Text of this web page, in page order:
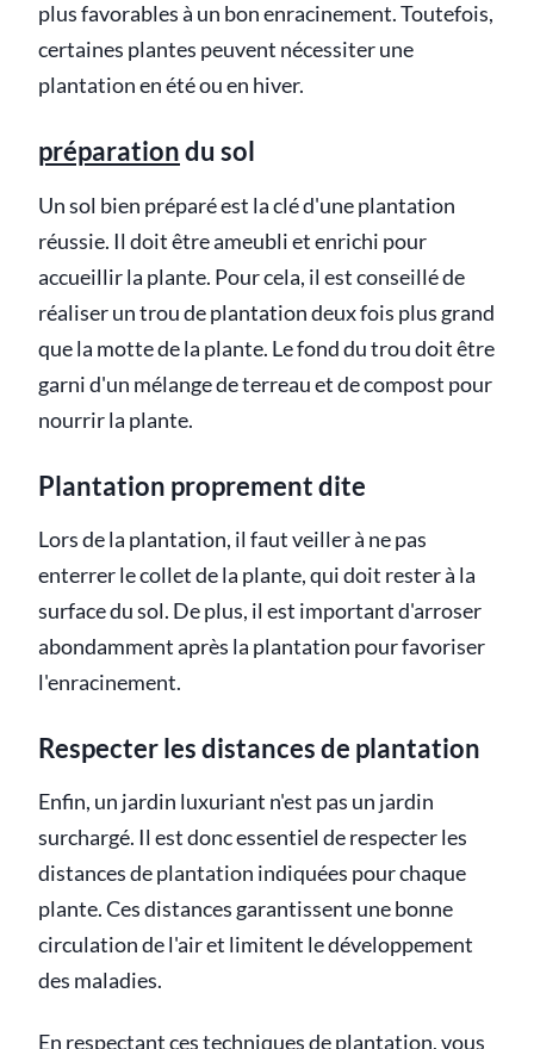
plus favorables à un bon enracinement. Toutefois,
certaines plantes peuvent nécessiter une
plantation en été ou en hiver.
préparationdu sol
Un sol bien préparé est la clé d'une plantation
réussie. Il doit être ameubli et enrichi pour
accueillir la plante. Pour cela, il est conseillé de
réaliser un trou de plantation deux fois plus grand
que la motte de la plante. Le fond du trou doit être
garni d'un mélange de terreau et de compost pour
nourrir la plante.
Plantation proprement dite
Lors de la plantation, il faut veiller à ne pas
enterrer le collet de la plante, qui doit rester à la
surface du sol. De plus, il est important d'arroser
abondamment après la plantation pour favoriser
l'enracinement.
Respecter les distances de plantation
Enfin, un jardin luxuriant n'est pas un jardin
surchargé. Il est donc essentiel de respecter les
distances de plantation indiquées pour chaque
plante. Ces distances garantissent une bonne
circulation de l'air et limitent le développement
des maladies.
En respectant ces techniques de plantation, vous